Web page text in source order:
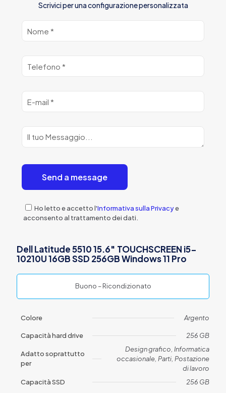
Scrivici per una configurazione personalizzata
Ho letto e accetto l'Informativa sulla Privacye
acconsento al trattamento dei dati.
Dell Latitude 5510 15.6″ TOUCHSCREEN i5-
10210U 16GB SSD 256GB Windows 11 Pro
Buono – Ricondizionato
Colore Argento
Capacità hard drive 256 GB
Adatto soprattutto
per
Design grafico, Informatica
occasionale, Parti, Postazione
di lavoro
Capacità SSD
256 GB